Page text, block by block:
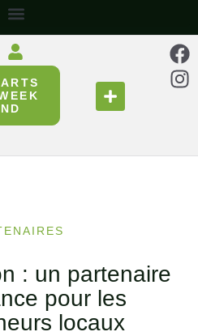
: un partenaire
pour les
locaux